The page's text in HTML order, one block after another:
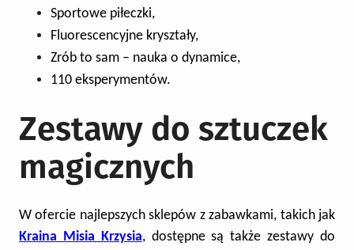
Sportowe piłeczki,
Fluorescencyjne kryształy,
Zrób to sam – nauka o dynamice,
110 eksperymentów.
Zestawy do sztuczek
magicznych
W ofercie najlepszych sklepów z zabawkami, takich jak
Kraina Misia Krzysia, dostępne są także zestawy do